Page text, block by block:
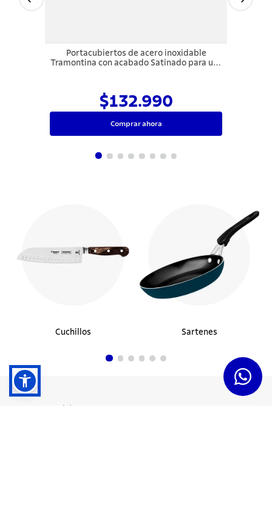
Portacubiertos de acero inoxidable
Tramontina con acabado Satinado para uso
$132.990
Comprar ahora
Cuchillos Sartenes